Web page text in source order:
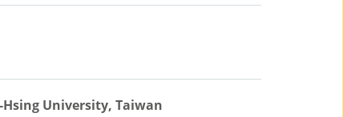
University, Taiwan